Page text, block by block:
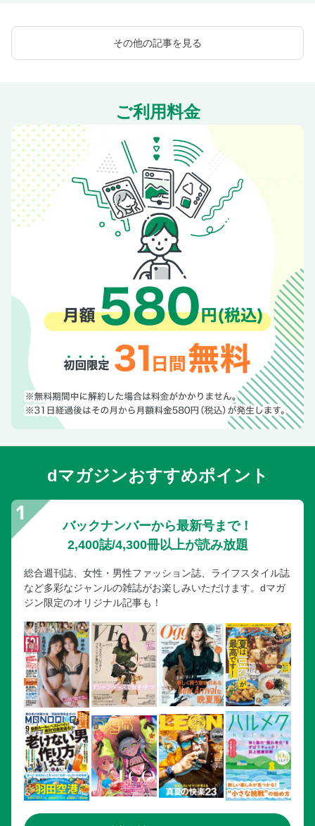
その他の記事を見る
ご利用料金
dマガジンおすすめポイント
バックナンバーから最新号まで！
2,400誌/4,300冊以上が読み放題
総合週刊誌、女性・男性ファッション誌、ライフスタイル誌
など多彩なジャンルの雑誌がお楽しみいただけます。dマガ
ジン限定のオリジナル記事も！